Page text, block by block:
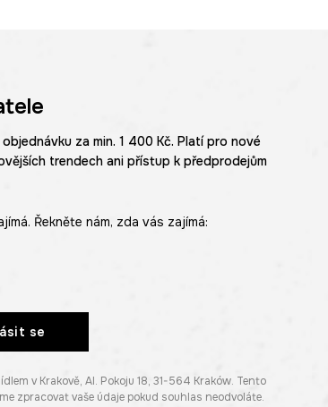
za min. 1 400 Kč. Platí pro nové
trendech ani přístup k předprodejům
Řekněte nám, zda vás zajímá:
se
v Krakově, Al. Pokoju 18, 31-564 Kraków. Tento
zpracovat vaše údaje pokud souhlas neodvoláte.